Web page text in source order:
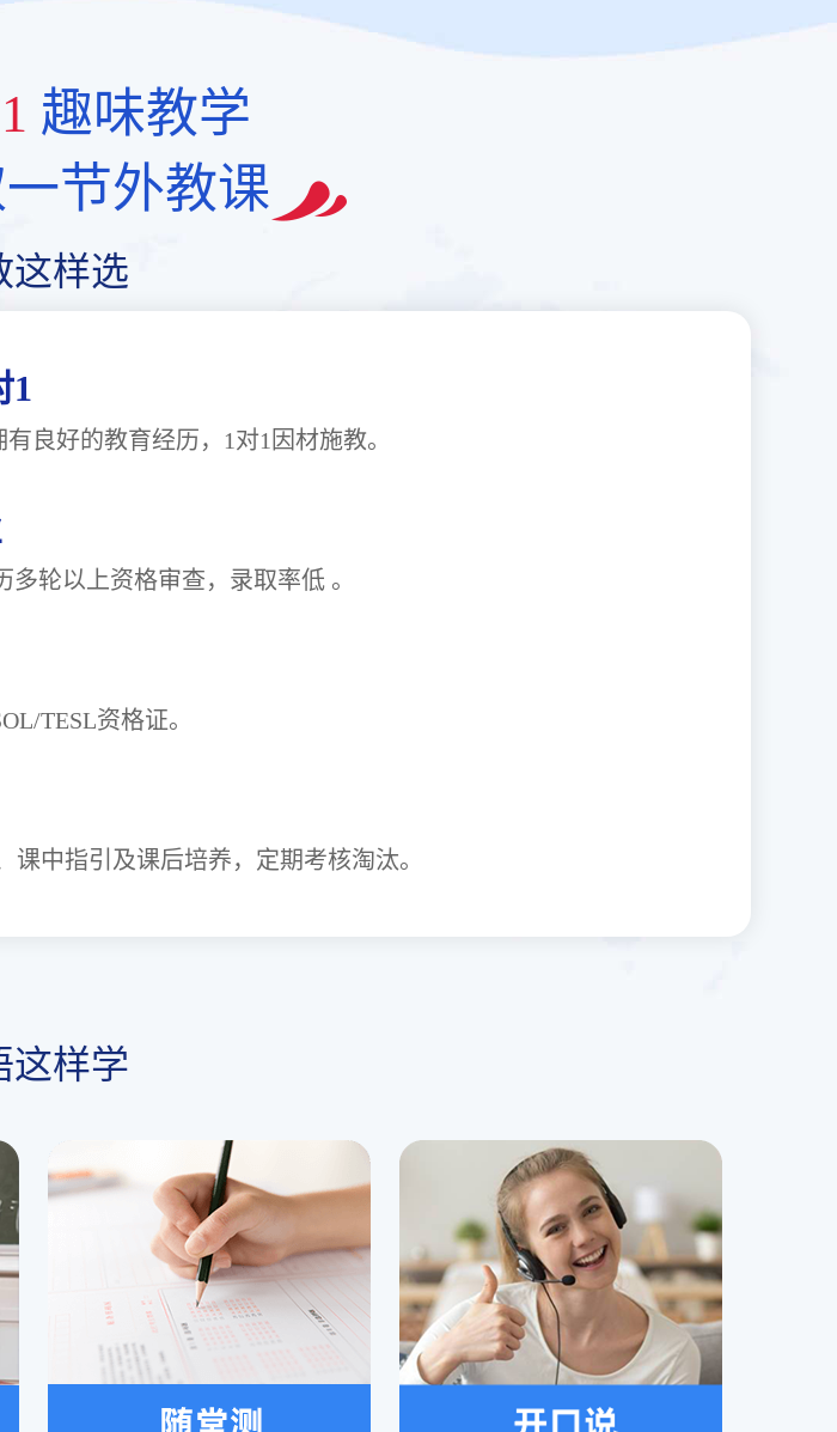
趣味教学
节外教课
这样选
1
有良好的教育经历，1对1因材施教。
历多轮以上资格审查，录取率低 。
TESOL/TESL资格证。
课中指引及课后培养，定期考核淘汰。
这样学